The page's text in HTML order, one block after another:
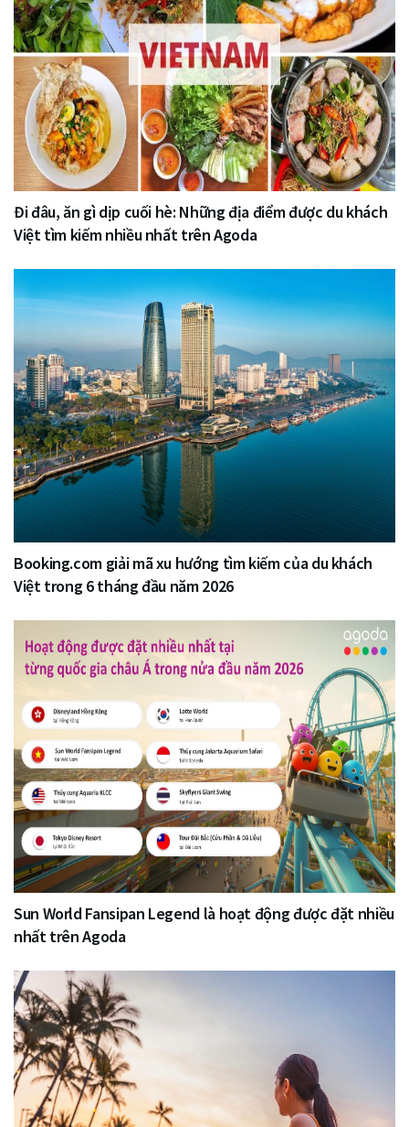
Đi đâu, ăn gì dịp cuối hè: Những địa điểm được du khách
Việt tìm kiếm nhiều nhất trên Agoda
Booking.com giải mã xu hướng tìm kiếm của du khách
Việt trong 6 tháng đầu năm 2026
Sun World Fansipan Legend là hoạt động được đặt nhiều
nhất trên Agoda